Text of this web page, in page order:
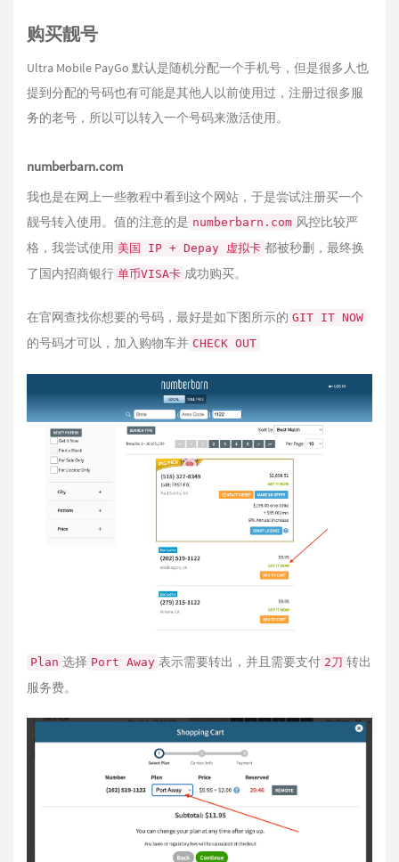
购买靓号
Ultra Mobile PayGo 默认是随机分配一个手机号，但是很多人也
提到分配的号码也有可能是其他人以前使用过，注册过很多服
务的老号，所以可以转入一个号码来激活使用。
numberbarn.com
我也是在网上一些教程中看到这个网站，于是尝试注册买一个
靓号转入使用。值的注意的是 numberbarn.com 风控比较严
格，我尝试使用 美国 IP + Depay 虚拟卡 都被秒删，最终换
了国内招商银行 单币VISA卡 成功购买。
在官网查找你想要的号码，最好是如下图所示的 GIT IT NOW
的号码才可以，加入购物车并 CHECK OUT
Plan 选择 Port Away 表示需要转出，并且需要支付 2刀 转出
服务费。